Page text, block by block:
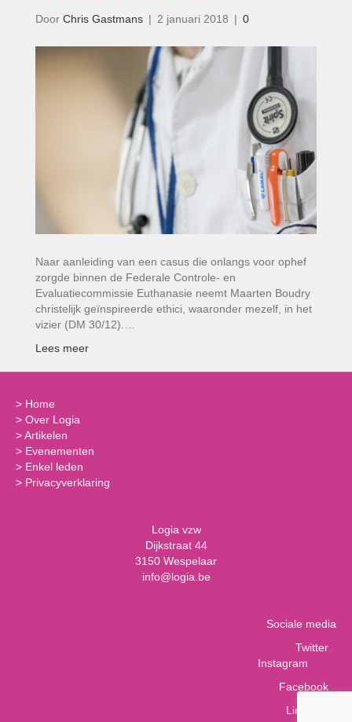
Door Chris Gastmans | 2 januari 2018 | 0
Naar aanleiding van een casus die onlangs voor ophef
zorgde binnen de Federale Controle- en
Evaluatiecommissie Euthanasie neemt Maarten Boudry
christelijk geïnspireerde ethici, waaronder mezelf, in het
vizier (DM 30/12).…
Lees meer
> Home
> Over Logia
>Artikelen
> Evenementen
> Enkel leden
> Privacyverklaring
Logia vzw
Dijkstraat 44
3150 Wespelaar
info@logia.be
Sociale media
Twitter
Instagram
Facebook
LinkedIn